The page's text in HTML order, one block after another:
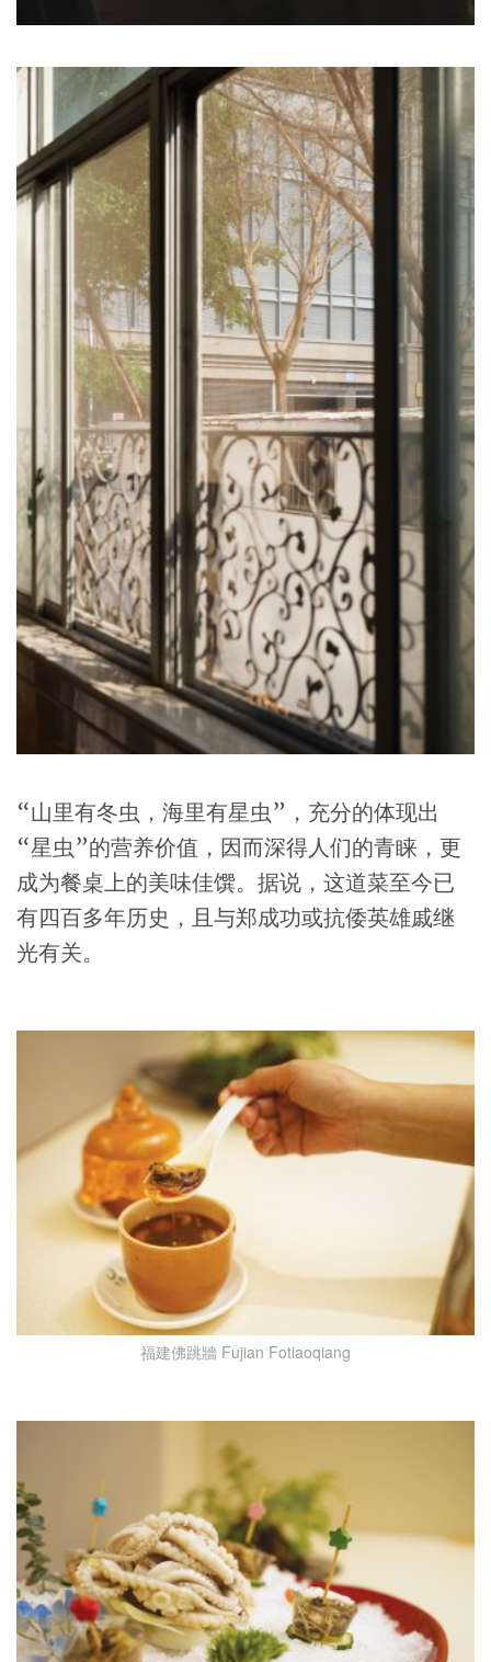
“山里有冬虫，海里有星虫”，充分的体现出
“星虫”的营养价值，因而深得人们的青睐，更
成为餐桌上的美味佳馔。据说，这道菜至今已
有四百多年历史，且与郑成功或抗倭英雄戚继
光有关。
福建佛跳牆 Fujian Fotiaoqiang